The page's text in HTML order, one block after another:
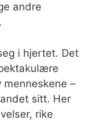
andre
i hjertet. Det
menneskene –
sitt. Her
rike